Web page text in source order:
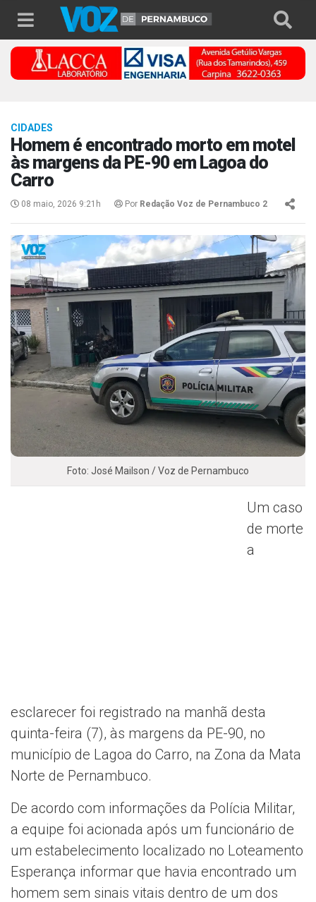
CIDADES
Homem é encontrado morto em motel
às margens da PE-90 em Lagoa do
Carro
08 maio, 2026 9:21h Por Redação Voz de Pernambuco 2
Foto: José Mailson / Voz de Pernambuco
Um caso
de morte
a
esclarecer foi registrado na manhã desta
quinta-feira (7), às margens da PE-90, no
município de Lagoa do Carro, na Zona da Mata
Norte de Pernambuco.
De acordo com informações da Polícia Militar,
a equipe foi acionada após um funcionário de
um estabelecimento localizado no Loteamento
Esperança informar que havia encontrado um
homem sem sinais vitais dentro de um dos